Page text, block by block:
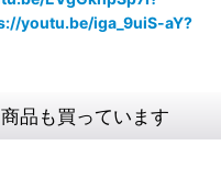
youtu.be/iga_9uiS-aY?
品も買っています